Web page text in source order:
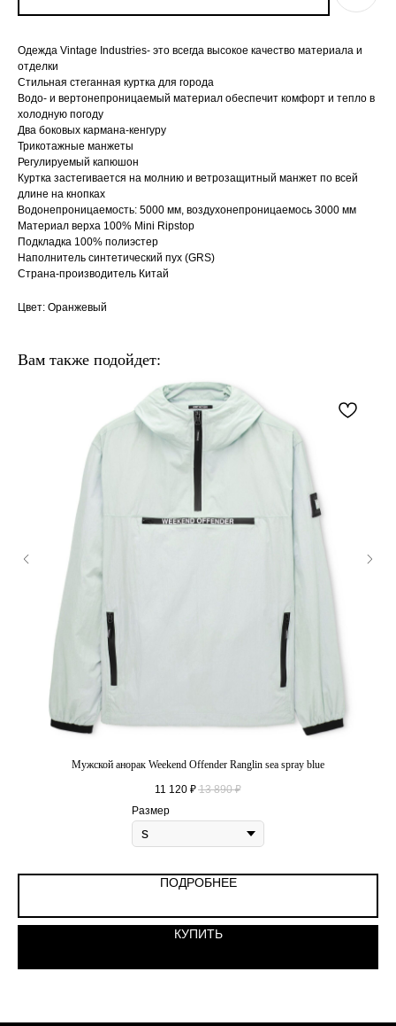
Одежда Vintage Industries- это всегда высокое качество материала и
отделки
Стильная стеганная куртка для города
Водо- и вертонепроницаемый материал обеспечит комфорт и тепло в
холодную погоду
Два боковых кармана-кенгуру
Трикотажные манжеты
Регулируемый капюшон
Куртка застегивается на молнию и ветрозащитный манжет по всей
длине на кнопках
Водонепроницаемость: 5000 мм, воздухонепроницаемось 3000 мм
Материал верха 100% Mini Ripstop
Подкладка 100% полиэстер
Наполнитель синтетический пух (GRS)
Страна-производитель Китай
Цвет: Оранжевый
Вам также подойдет:
Мужской анорак Weekend Offender Ranglin sea spray blue
11 120 ₽ 13 890 ₽
Размер
ПОДРОБНЕЕ
КУПИТЬ